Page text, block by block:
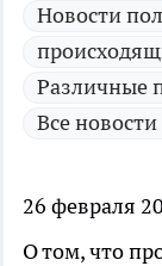
Новости
Различные
Все
26 февраля
О том, что